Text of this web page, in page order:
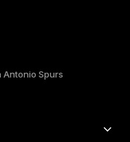
Spurs